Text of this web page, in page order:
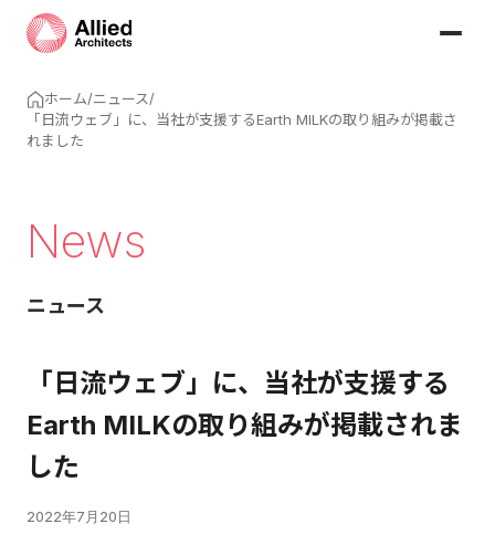
ホーム/ニュース/
「日流ウェブ」に、当社が支援するEarth MILKの取り組みが掲載さ
れました
News
ニュース
「日流ウェブ」に、当社が支援する
Earth MILKの取り組みが掲載されま
した
2022年7月20日